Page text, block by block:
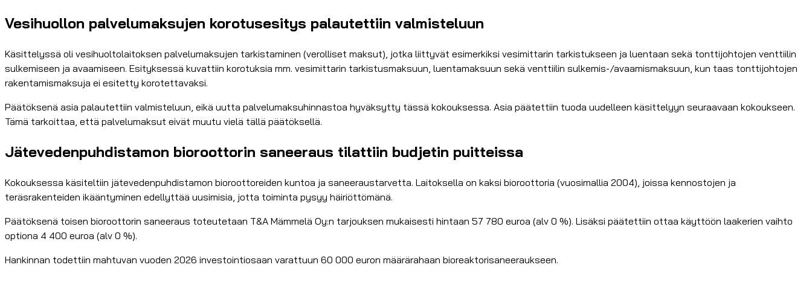
Vesihuollon palvelumaksujen korotusesitys palautettiin valmisteluun
Käsittelyssä oli vesihuoltolaitoksen palvelumaksujen tarkistaminen (verolliset maksut), jotka liittyvät esimerkiksi vesimittarin tarkistukseen ja luentaan sekä tonttijohtojen venttiilin
sulkemiseen ja avaamiseen. Esityksessä kuvattiin korotuksia mm. vesimittarin tarkistusmaksuun, luentamaksuun sekä venttiilin sulkemis-/avaamismaksuun, kun taas tonttijohtojen
rakentamismaksuja ei esitetty korotettavaksi.
Päätöksenä asia palautettiin valmisteluun, eikä uutta palvelumaksuhinnastoa hyväksytty tässä kokouksessa. Asia päätettiin tuoda uudelleen käsittelyyn seuraavaan kokoukseen.
Tämä tarkoittaa, että palvelumaksut eivät muutu vielä tällä päätöksellä.
Jätevedenpuhdistamon bioroottorin saneeraus tilattiin budjetin puitteissa
Kokouksessa käsiteltiin jätevedenpuhdistamon bioroottoreiden kuntoa ja saneeraustarvetta. Laitoksella on kaksi bioroottoria (vuosimallia 2004), joissa kennostojen ja
teräsrakenteiden ikääntyminen edellyttää uusimisia, jotta toiminta pysyy häiriöttömänä.
Päätöksenä toisen bioroottorin saneeraus toteutetaan T&A Mämmelä Oy:n tarjouksen mukaisesti hintaan 57 780 euroa (alv 0 %). Lisäksi päätettiin ottaa käyttöön laakerien vaihto
optiona 4 400 euroa (alv 0 %).
Hankinnan todettiin mahtuvan vuoden 2026 investointiosaan varattuun 60 000 euron määrärahaan bioreaktorisaneeraukseen.